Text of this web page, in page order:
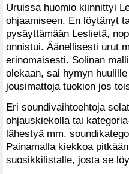
Uruissa huomio kiinnittyi
ohjaamiseen. En löytänyt
pysäyttämään Leslietä,
onnistui. Äänellisesti urut
erinomaisesti. Solinan
olekaan, sai hymyn
jousimattoja tuokion jos
Eri soundivaihtoehtoja
ohjauskiekolla tai
lähestyä mm.
Painamalla kiekkoa
suosikkilistalle, josta se